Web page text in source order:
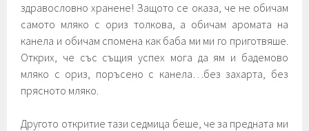
здравословно хранене! Защото се оказа, че не обичам
самото мляко с ориз толкова, а обичам аромата на
канела и обичам спомена как баба ми ми го приготвяше.
Открих, че със същия успех мога да ям и бадемово
мляко с ориз, поръсено с канела…без захарта, без
прясното мляко.
Другото откритие тази седмица беше, че за предната ми